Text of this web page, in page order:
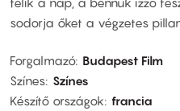
sodorja őket a végzetes
Forgalmazó Budapest Film
Színes Színes
Készítő országok francia